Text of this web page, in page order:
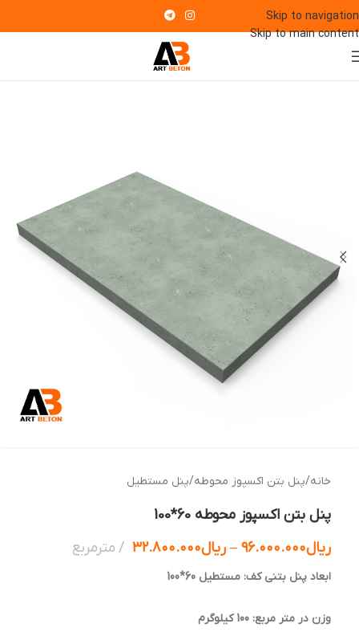
Skip to navigation
Skip to main content
خانه/پنل بتن اکسپوز محوطه/پنل مستطیل
پنل بتن اکسپوز محوطه 60*100
ریال۹۶.۰۰۰.۰۰۰ – ریال۳۲.۸۰۰.۰۰۰ مترمربع
ابعاد پنل بتنی کف: مستطیل 60*100
وزن در متر مربع: 100 کیلوگرم